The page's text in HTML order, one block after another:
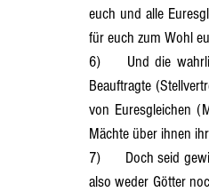
euch und alle
für euch zum Wohl
6)	Und die wahrlichen Propheten sind Euresgleichen (Menschen) aus eurer Mitte, also sie nicht Gesandte oder
Beauftragte
von Euresgleichen
Mächte über ihnen
7)	Doch seid gewiss (wissend), dass keine Mächte über euch walten, durch die euer Geschick bestimmt würde, so
also weder Götter